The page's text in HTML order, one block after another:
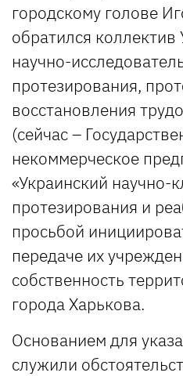
городскому голове
обратился коллектив
научно-
протезирования,
восстановления
(сейчас –
некоммерческое
«Украинский научно-
протезирования и
просьбой
передаче их
собственность
города Харькова.
Основанием для
служили